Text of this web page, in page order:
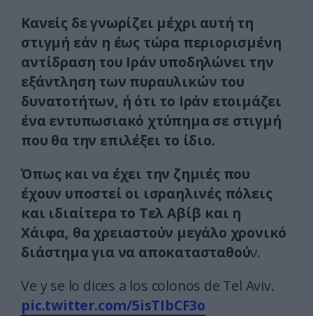
Κανείς δε γνωρίζει μέχρι αυτή τη
στιγμή εάν η έως τώρα περιορισμένη
αντίδραση του Ιράν υποδηλώνει την
εξάντληση των πυραυλικών του
δυνατοτήτων, ή ότι το Ιράν ετοιμάζει
ένα εντυπωσιακό χτύπημα σε στιγμή
που θα την επιλέξει το ίδιο.
Όπως και να έχει την ζημιές που
έχουν υποστεί οι ισραηλινές πόλεις
και ιδιαίτερα το Τελ Αβίβ και η
Χάιφα, θα χρειαστούν μεγάλο χρονικό
διάστημα για να αποκατασταθούν.
Ve y se lo dices a los colonos de Tel Aviv.
pic.twitter.com/5isTIbCF3o